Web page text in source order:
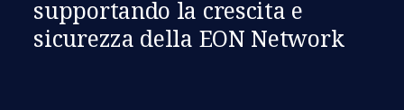
supportando la crescita e
sicurezza della EON Network